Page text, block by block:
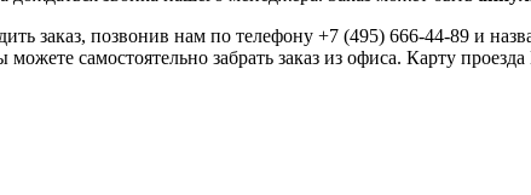
заказ, позвонив нам по телефону +7 (495) 666-44-89 и
самостоятельно забрать заказ из офиса. Карту